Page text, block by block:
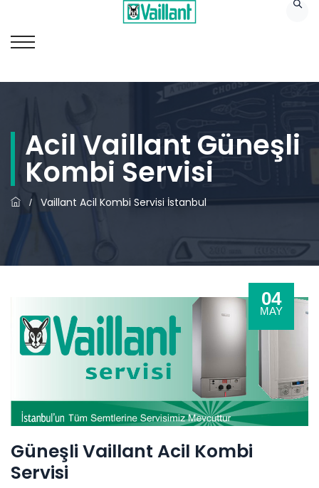
Acil Vaillant Güneşli
Kombi Servisi
/ Vaillant Acil Kombi Servisi İstanbul
04
MAY
Güneşli Vaillant Acil Kombi
Servisi